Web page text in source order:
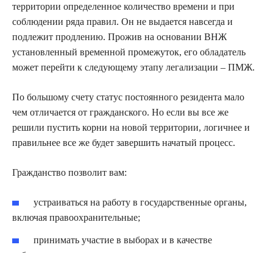
территории определенное количество времени и при
соблюдении ряда правил. Он не выдается навсегда и
подлежит продлению. Прожив на основании ВНЖ
установленный временной промежуток, его обладатель
может перейти к следующему этапу легализации – ПМЖ.
По большому счету статус постоянного резидента мало
чем отличается от гражданского. Но если вы все же
решили пустить корни на новой территории, логичнее и
правильнее все же будет завершить начатый процесс.
Гражданство позволит вам:
устраиваться на работу в государственные органы,
включая правоохранительные;
принимать участие в выборах и в качестве